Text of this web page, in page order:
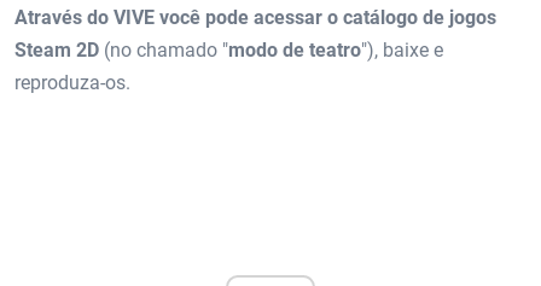
Através do VIVE você pode acessar o catálogo de jogos
Steam 2D (no chamado "modo de teatro"), baixe e
reproduza-os.